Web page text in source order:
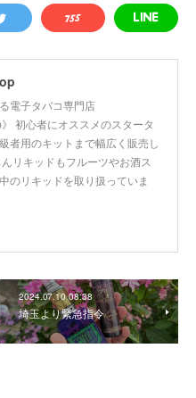
電子タバコ専門店
初心者にオススメのスタータ
者用のキットまで幅広く販売し
リキッドもフルーツやお酒ス
のリキッドを取り扱っていま
2024.07.10 08:38
埼玉より緊急指令